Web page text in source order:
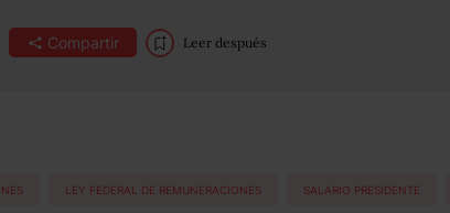
Compartir Leer después
LEY FEDERAL DE REMUNERACIONES SALARIO PRESIDENTE